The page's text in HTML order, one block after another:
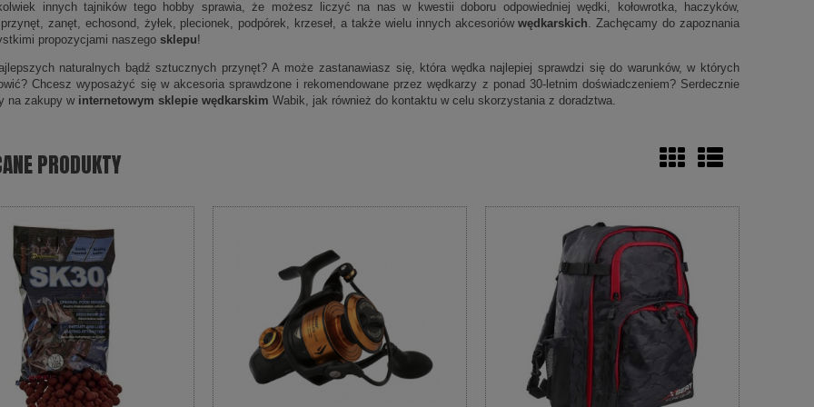
innych tajników tego hobby sprawia, że możesz liczyć na nas w kwestii doboru odpowiedniej wędki, kołowrotka, haczyków,
przynęt, zanęt, echosond, żyłek, plecionek, podpórek, krzeseł, a także wielu innych akcesoriówwędkarskich. Zachęcamy do zapoznania
propozycjami naszego sklepu!
naturalnych bądź sztucznych przynęt? A może zastanawiasz się, która wędka najlepiej sprawdzi się do warunków, w których
Chcesz wyposażyć się w akcesoria sprawdzone i rekomendowane przez wędkarzy z ponad 30-letnim doświadczeniem? Serdecznie
na zakupy w internetowym sklepie wędkarskim Wabik, jak również do kontaktu w celu skorzystania z doradztwa.
PRODUKTY